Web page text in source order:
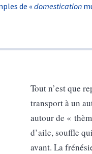
de «domestication
Tout n’est que
transport à un
autour de «
d’aile, souffle
avant. La